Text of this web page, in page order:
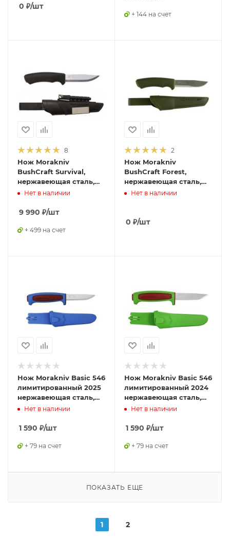
0 ₽/шт
+ 144 на счет
8
Нож Morakniv
BushCraft Survival,
нержавеющая сталь,
черный, 11835
Нет в наличии
9 990 ₽/шт
+ 499 на счет
2
Нож Morakniv
BushCraft Forest,
нержавеющая сталь,
11602
Нет в наличии
0 ₽/шт
Нож Morakniv Basic 546
лимитированный 2025
нержавеющая сталь,
пласт. ручка (синяя)
Нет в наличии
1 590 ₽/шт
+ 79 на счет
Нож Morakniv Basic 546
лимитированный 2024
нержавеющая сталь,
пласт. ручка (зеленая)
14282
Нет в наличии
1 590 ₽/шт
+ 79 на счет
ПОКАЗАТЬ ЕЩЕ
1 2